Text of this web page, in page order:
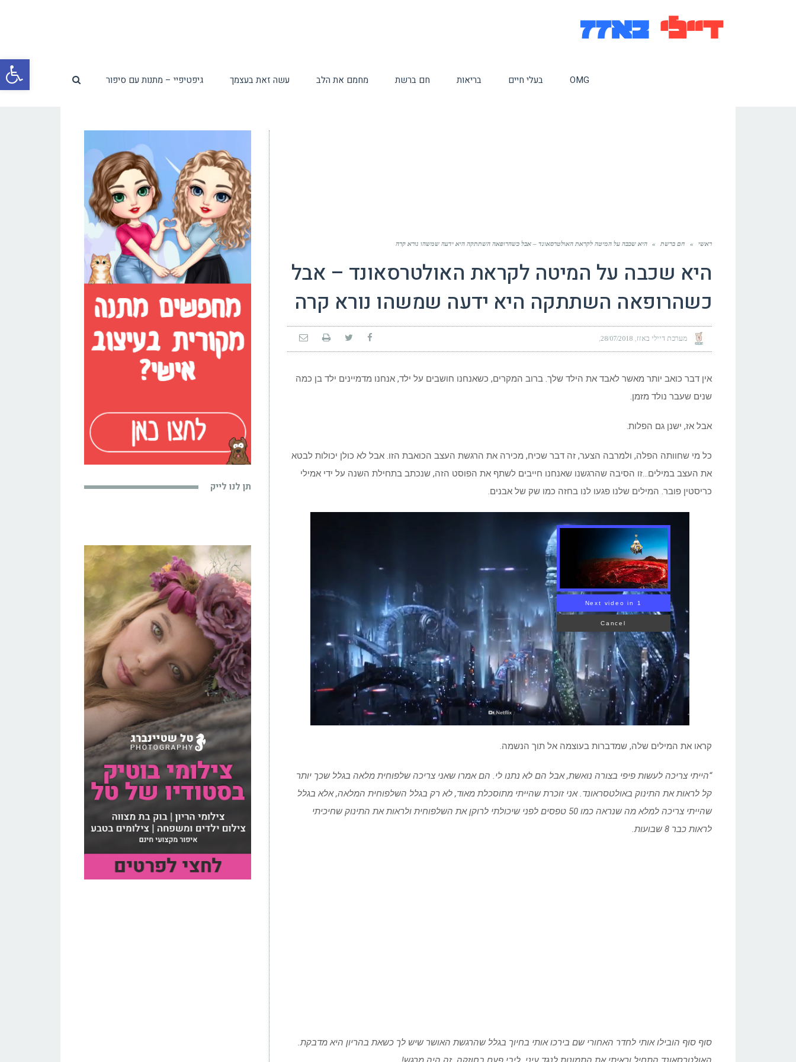
OMG בעלי חיים בריאות חם ברשת מחמם את הלב עשה זאת בעצמך גיפטיפיי – מתנות עם סיפור
ראשי » חם ברשת » היא שכבה על המיטה לקראת האולטרסאונד – אבל כשהרופאה השתתקה היא ידעה שמשהו נורא קרה
היא שכבה על המיטה לקראת האולטרסאונד – אבל
כשהרופאה השתתקה היא ידעה שמשהו נורא קרה
מערכת דיילי באזז 28/07/2018
אין דבר כואב יותר מאשר לאבד את הילד שלך. ברוב המקרים, כשאנחנו חושבים על ילד, אנחנו מדמיינים ילד בן כמה
שנים שעבר נולד מזמן.
אבל אז, ישנן גם הפלות.
כל מי שחוותה הפלה, ולמרבה הצער, זה דבר שכיח, מכירה את הרגשת העצב הכואבת הזו. אבל לא כולן יכולות לבטא
את העצב במילים…זו הסיבה שהרגשנו שאנחנו חייבים לשתף את הפוסט הזה, שנכתב בתחילת השנה על ידי אמילי
כריסטין פובר. המילים שלנו פגעו לנו בחזה כמו שק של אבנים.
00:00/04:26 What If We Dumped Our Trash Into Volcanoes?
קראו את המילים שלה, שמדברות בעוצמה אל תוך הנשמה.
“הייתי צריכה לעשות פיפי בצורה נואשת, אבל הם לא נתנו לי. הם אמרו שאני צריכה שלפוחית מלאה בגלל שכך יותר
קל לראות את התינוק באולטסראונד. אני זוכרת שהייתי מתוסכלת מאוד, לא רק בגלל השלפוחית המלאה, אלא בגלל
שהייתי צריכה למלא מה שנראה כמו 50 טפסים לפני שיכולתי לרוקן את השלפוחית ולראות את התינוק שחיכיתי
לראות כבר 8 שבועות.
סוף סוף הובילו אותי לחדר האחורי שם בירכו אותי בחיוך בגלל שהרגשת האושר שיש לך כשאת בהריון היא מדבקת.
תן לנו לייק